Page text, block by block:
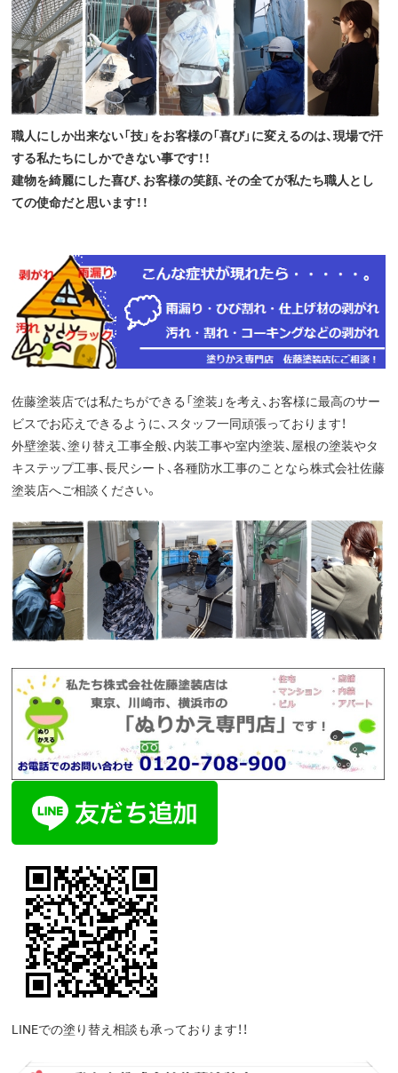
職人にしか出来ない「技」をお客様の「喜び」に変えるのは、現場で汗
する私たちにしかできない事です！！
建物を綺麗にした喜び、お客様の笑顔、その全てが私たち職人とし
ての使命だと思います！！
佐藤塗装店では私たちができる「塗装」を考え、お客様に最高のサー
ビスでお応えできるように、スタッフ一同頑張っております！
外壁塗装、塗り替え工事全般、内装工事や室内塗装、屋根の塗装やタ
キステップ工事、長尺シート、各種防水工事のことなら株式会社佐藤
塗装店へご相談ください。
LINEでの塗り替え相談も承っております！！